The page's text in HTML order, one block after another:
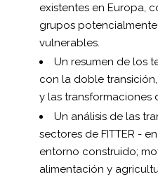
existentes en Europa,
grupos
vulnerables.
Un resumen de los
con la doble
y las transformaciones
Un análisis de las
sectores de FITTER -
entorno construido;
alimentación y